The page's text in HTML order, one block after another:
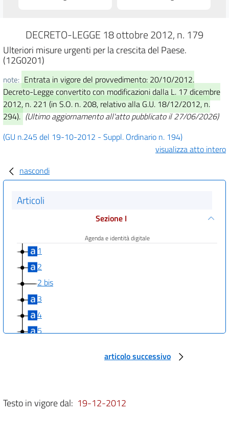
DECRETO-LEGGE 18 ottobre 2012, n. 179
Ulteriori misure urgenti per la crescita del Paese.
(12G0201)
note: Entrata in vigore del provvedimento: 20/10/2012.
Decreto-Legge convertito con modificazioni dalla L. 17 dicembre
2012, n. 221 (in S.O. n. 208, relativo alla G.U. 18/12/2012, n.
294). (Ultimo aggiornamento all'atto pubblicato il 27/06/2026)
(GU n.245 del 19-10-2012 - Suppl. Ordinario n. 194)
visualizza atto intero
nascondi
Articoli
Sezione I
Agenda e identità digitale
1
2
2 bis
3
4
5
8
articolo successivo
Testo in vigore dal: 19-12-2012